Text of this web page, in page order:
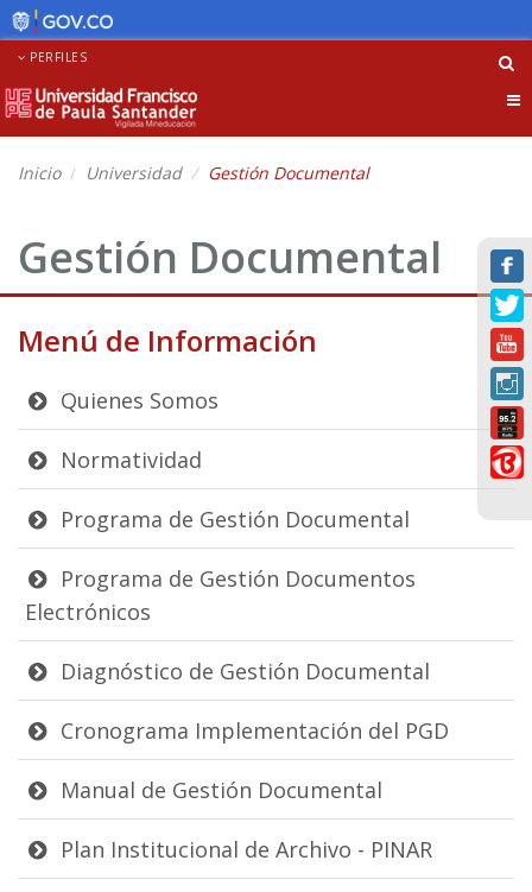
PERFILES
Inicio Universidad Gestión Documental
Gestión Documental
Menú de Información
Quienes Somos
Normatividad
Programa de Gestión Documental
Programa de Gestión Documentos
Electrónicos
Diagnóstico de Gestión Documental
Cronograma Implementación del PGD
Manual de Gestión Documental
Plan Institucional de Archivo - PINAR